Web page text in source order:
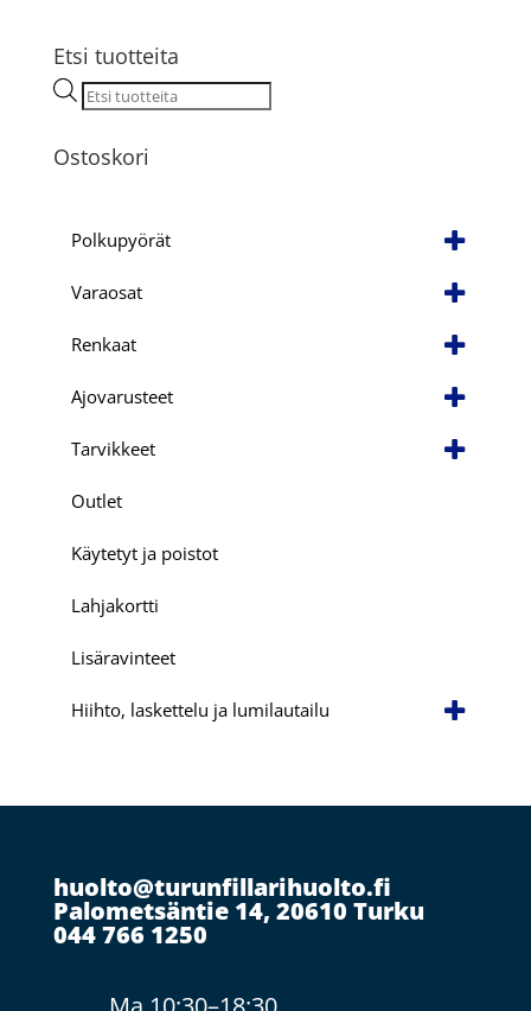
Etsi tuotteita
Products
search
Ostoskori
Polkupyörät
Varaosat
Renkaat
Ajovarusteet
Tarvikkeet
Outlet
Käytetyt ja poistot
Lahjakortti
Lisäravinteet
Hiihto, laskettelu ja lumilautailu
huolto@turunfillarihuolto.fi
Palometsäntie 14, 20610 Turku
044 766 1250